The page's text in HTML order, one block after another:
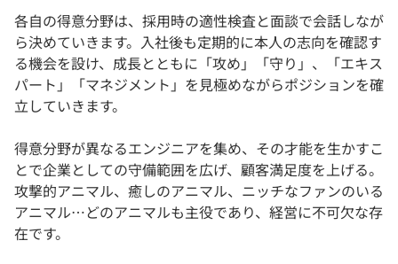
各自の得意分野は、採用時の適性検査と面談で会話しなが
ら決めていきます。入社後も定期的に本人の志向を確認す
る機会を設け、成長とともに「攻め」「守り」、「エキス
パート」「マネジメント」を見極めながらポジションを確
立していきます。
得意分野が異なるエンジニアを集め、その才能を生かすこ
とで企業としての守備範囲を広げ、顧客満足度を上げる。
攻撃的アニマル、癒しのアニマル、ニッチなファンのいる
アニマル…どのアニマルも主役であり、経営に不可欠な存
在です。